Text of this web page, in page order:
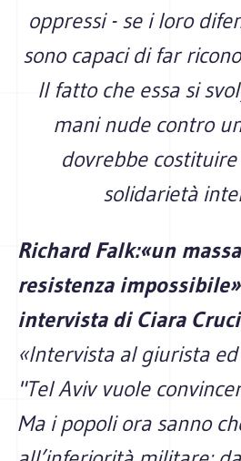
oppressi - se i loro
sono capaci di far
Il fatto che essa si
mani nude contro
dovrebbe
solidarietà
Richard Falk:«un
resistenza impossibile»
intervista di Ciara
«Intervista al giurista
"Tel Aviv vuole
Ma i popoli ora sanno